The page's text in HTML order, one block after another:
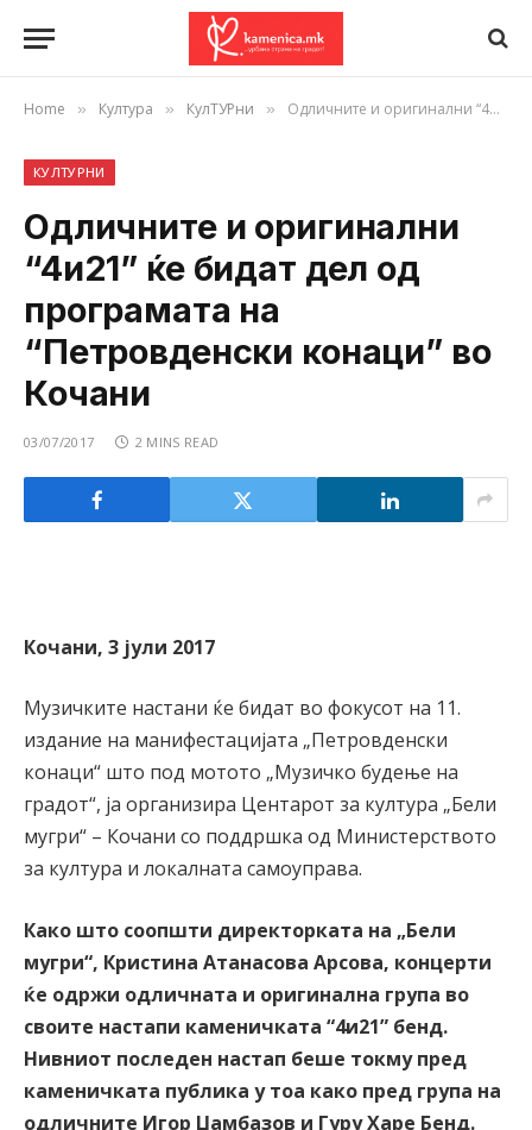
Home » Култура » КулТУРни » Одличните и оригинални “4и21” ќе бидат дел од програмата на “Петровденски конаци” во Кочани
КУЛТУРНИ
Одличните и оригинални
“4и21” ќе бидат дел од
програмата на
“Петровденски конаци” во
Кочани
03/07/2017 2 MINS READ
Кочани, 3 јули 2017
Музичките настани ќе бидат во фокусот на 11.
издание на манифестацијата „Петровденски
конаци“ што под мотото „Музичко будење на
градот“, ја организира Центарот за култура „Бели
мугри“ – Кочани со поддршка од Министерството
за култура и локалната самоуправа.
Како што соопшти директорката на „Бели
мугри“, Кристина Атанасова Арсова, концерти
ќе одржи одличната и оригинална група во
своите настапи каменичката “4и21” бенд.
Нивниот последен настап беше токму пред
каменичката публика у тоа како пред група на
одличните Игор Џамбазов и Гуру Харе Бенд.